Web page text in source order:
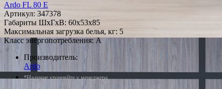
Ardo FL 80 E
Артикул: 347378
Габариты ШxГxВ: 60x53x85
Максимальная загрузка белья, кг: 5
Класс энергопотребления: A
Производитель:
Ardo
*Наличие уточняйте у менеджера